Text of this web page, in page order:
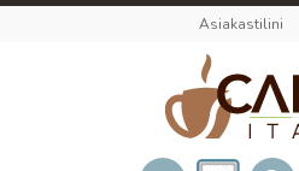
Asiakastilini